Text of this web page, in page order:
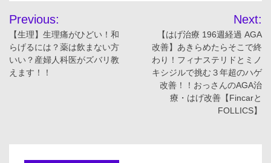
投
稿
ナ
Previous:
【生理】生理痛がひどい！和
らげるには？薬は飲まない方
いい？産婦人科医がズバリ教
えます！！
Next:
【はげ治療 196週経過 AGA
改善】あきらめたらそこで終
わり！フィナステリドとミノ
キシジルで挑む３年超のハゲ
改善！！おっさんのAGA治
療・はげ改善【Fincarと
FOLLICS】